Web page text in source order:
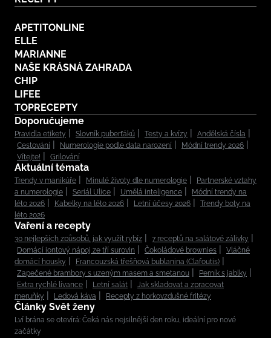
APETITONLINE
ELLE
MARIANNE
NAŠE KRÁSNÁ ZAHRADA
CHIP
LIFEE
TOPRECEPTY
Doporučujeme
Pravidla etikety Slovník puberťáků Testy a kvízy
Andělská čísla
Cestování
Numerologie podle data narození
Módní trendy 2026
Vítejte!
Grilování
Aktuální témata
Trendy v manikúře Minulé životy dle numerologie
Partnerské vztahy
a numerologie
Seriál Ulice Umělá inteligence
Módní trendy na
léto 2026
Kabelky na léto 2026 Letní účesy 2026
Trendy boty na
léto 2026
Vaření a recepty
30 nejlepších způsobů, jak využít rybíz
7 receptů na salátové zálivky
Domácí iontový nápoj ze tří surovin
Čokoládové brownies
Vláčné
domácí housky
Francouzská třešňová bublanina (Clafoutis)
Zapečené brambory s uzeným masem a smetanou
Perník s jablky
Extra rychlé lívance
Letní salát
Jak skladovat a zpracovat
meruňky
Ledová káva Recepty z horkovzdušné fritézy
Články Svět ženy
Lví brána se otevírá: Čeká nás nejsilnější den roku, ideální pro nové
začátky